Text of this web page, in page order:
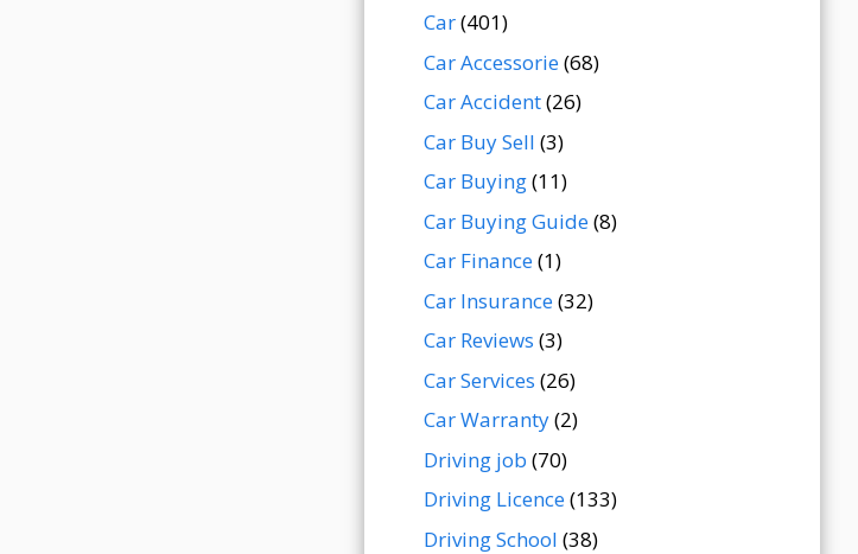
Car(401)
Car Accessorie(68)
Car Accident(26)
Car Buy Sell (3)
Car Buying(11)
Car Buying Guide(8)
Car Finance(1)
Car Insurance(32)
Car Reviews (3)
Car Services (26)
Car Warranty(2)
Driving job (70)
Driving Licence(133)
Driving School (38)